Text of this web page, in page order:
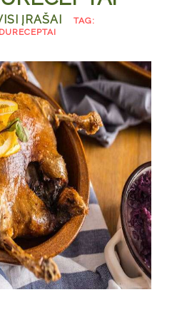
ĮRAŠAI
TAG: